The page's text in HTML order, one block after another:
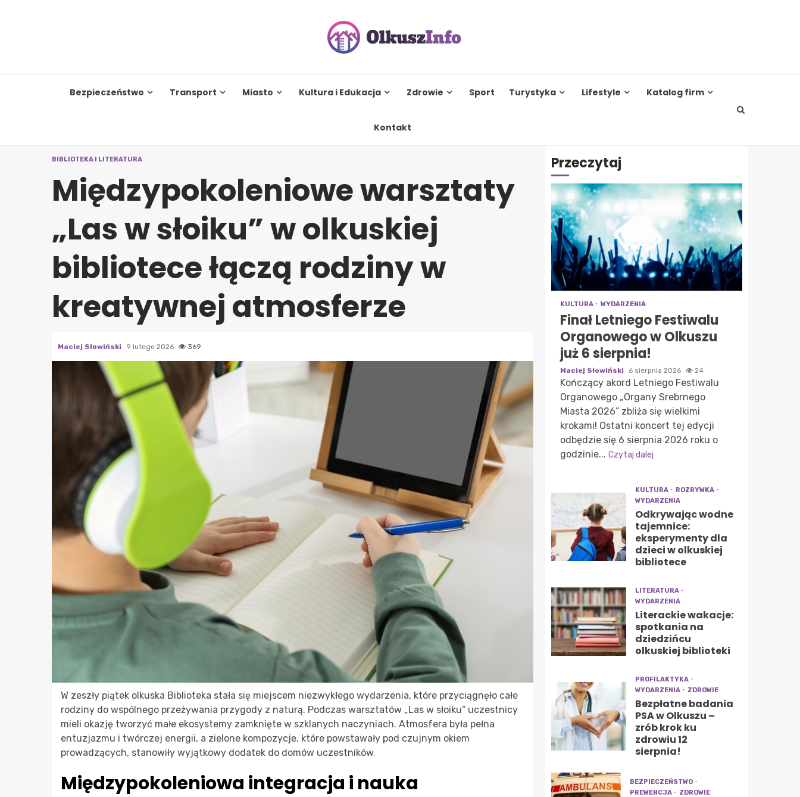
Bezpieczeństwo Transport Miasto Kultura i Edukacja Zdrowie Sport Turystyka Lifestyle Katalog firm
Kontakt
BIBLIOTEKA I LITERATURA
Międzypokoleniowe warsztaty
„Las w słoiku” w olkuskiej
bibliotece łączą rodziny w
kreatywnej atmosferze
Maciej Słowiński 9 lutego 2026 369
W zeszły piątek olkuska Biblioteka stała się miejscem niezwykłego wydarzenia, które przyciągnęło całe
rodziny do wspólnego przeżywania przygody z naturą. Podczas warsztatów „Las w słoiku” uczestnicy
mieli okazję tworzyć małe ekosystemy zamknięte w szklanych naczyniach. Atmosfera była pełna
entuzjazmu i twórczej energii, a zielone kompozycje, które powstawały pod czujnym okiem
prowadzących, stanowiły wyjątkowy dodatek do domów uczestników.
Międzypokoleniowa integracja i nauka
Przeczytaj
KULTURA WYDARZENIA
Finał Letniego Festiwalu
Organowego w Olkuszu
już 6 sierpnia!
Maciej Słowiński 6 sierpnia 2026 24
Kończący akord Letniego Festiwalu
Organowego „Organy Srebrnego
Miasta 2026” zbliża się wielkimi
krokami! Ostatni koncert tej edycji
odbędzie się 6 sierpnia 2026 roku o
godzinie... Czytaj dalej
KULTURA
ROZRYWKA
WYDARZENIA
Odkrywając wodne
tajemnice:
eksperymenty dla
dzieci w olkuskiej
bibliotece
LITERATURA
WYDARZENIA
Literackie wakacje:
spotkania na
dziedzińcu
olkuskiej biblioteki
PROFILAKTYKA
WYDARZENIA
ZDROWIE
Bezpłatne badania
PSA w Olkuszu –
zrób krok ku
zdrowiu 12
sierpnia!
BEZPIECZEŃSTWO
PREWENCJA
ZDROWIE